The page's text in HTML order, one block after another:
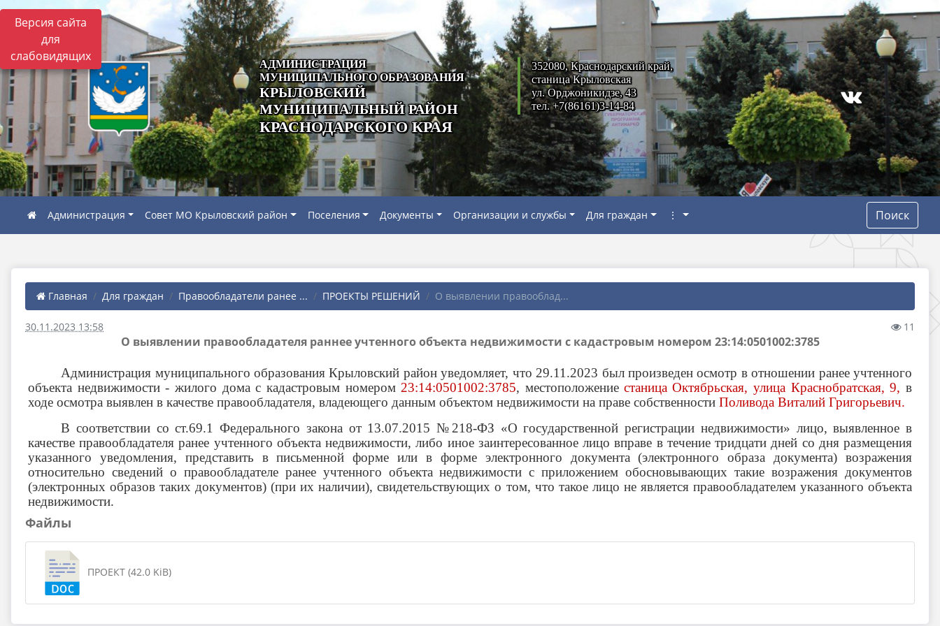
Версия сайта
для
слабовидящих
АДМИНИСТРАЦИЯ
МУНИЦИПАЛЬНОГО ОБРАЗОВАНИЯ
КРЫЛОВСКИЙ
МУНИЦИПАЛЬНЫЙ РАЙОН
КРАСНОДАРСКОГО КРАЯ
352080, Краснодарский край,
станица Крыловская
ул. Орджоникидзе, 43
тел. +7(86161)3-14-84
Администрация Совет МО Крыловский район Поселения Документы Организации и службы Для граждан ⋮ Поиск
Главная Для граждан Правообладатели ранее ... ПРОЕКТЫ РЕШЕНИЙ О выявлении правооблад...
30.11.2023 13:58 11
О выявлении правообладателя раннее учтенного объекта недвижимости с кадастровым номером 23:14:0501002:3785
Администрация муниципального образования Крыловский район уведомляет, что 29.11.2023 был произведен осмотр в отношении ранее учтенного
объекта недвижимости - жилого дома с кадастровым номером 23:14:0501002:3785, местоположение станица Октябрьская, улица Краснобратская, 9,в
ходе осмотра выявлен в качестве правообладателя, владеющего данным объектом недвижимости на праве собственности Поливода Виталий Григорьевич.
В соответствии со ст.69.1 Федерального закона от 13.07.2015 №218-ФЗ «О государственной регистрации недвижимости» лицо, выявленное в
качестве правообладателя ранее учтенного объекта недвижимости, либо иное заинтересованное лицо вправе в течение тридцати дней со дня размещения
указанного уведомления, представить в письменной форме или в форме электронного документа (электронного образа документа) возражения
относительно сведений о правообладателе ранее учтенного объекта недвижимости с приложением обосновывающих такие возражения документов
(электронных образов таких документов) (при их наличии), свидетельствующих о том, что такое лицо не является правообладателем указанного объекта
недвижимости.
Файлы
ПРОЕКТ (42.0 KiB)